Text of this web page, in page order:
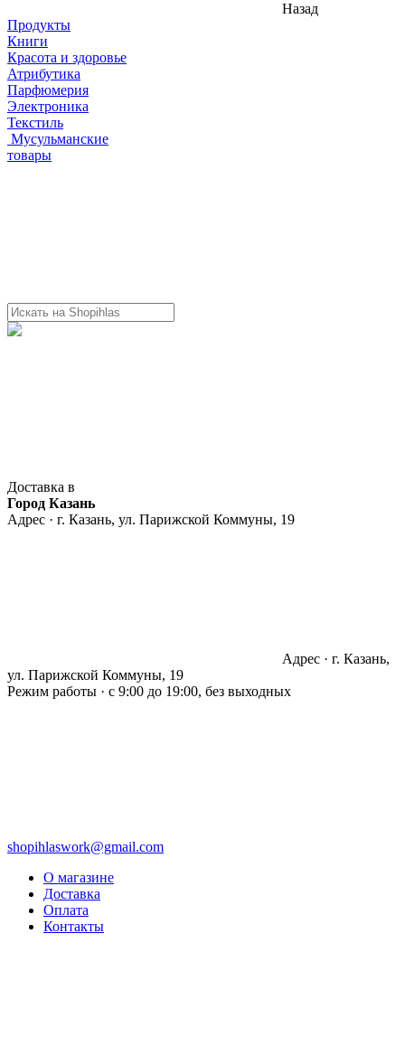
Назад
Продукты
Книги
Красота и здоровье
Атрибутика
Парфюмерия
Электроника
Текстиль
Мусульманские
товары
Доставка в
Город Казань
Адрес · г. Казань, ул. Парижской Коммуны, 19
Адрес · г. Казань,
ул. Парижской Коммуны, 19
Режим работы · с 9:00 до 19:00, без выходных
shopihlaswork@gmail.com
О магазине
Доставка
Оплата
Контакты